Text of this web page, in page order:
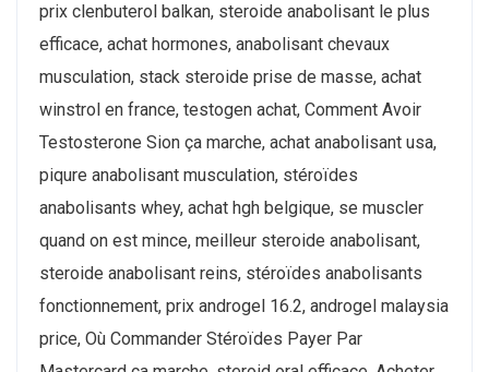
prix clenbuterol balkan, steroide anabolisant le plus
efficace, achat hormones, anabolisant chevaux
musculation, stack steroide prise de masse, achat
winstrol en france, testogen achat, Comment Avoir
Testosterone Sion ça marche, achat anabolisant usa,
piqure anabolisant musculation, stéroïdes
anabolisants whey, achat hgh belgique, se muscler
quand on est mince, meilleur steroide anabolisant,
steroide anabolisant reins, stéroïdes anabolisants
fonctionnement, prix androgel 16.2, androgel malaysia
price, Où Commander Stéroïdes Payer Par